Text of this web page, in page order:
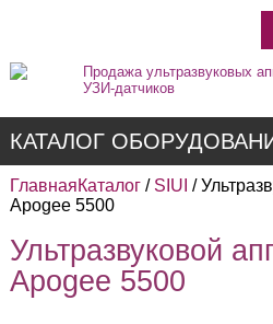
Продажа ультразвуковых
УЗИ-датчиков
КАТАЛОГ
Недорогие
ГлавнаяКаталог/ SIUI /
Apogee 5500
Ультразвуковой
Apogee 5500